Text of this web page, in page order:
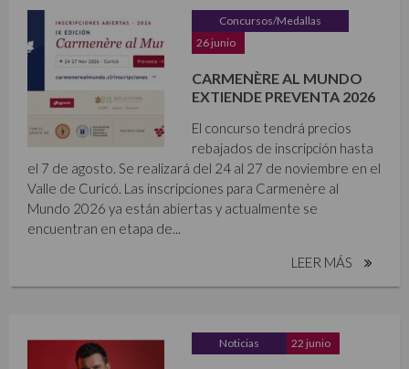
Concursos/Medallas
26 junio
CARMENÈRE AL MUNDO
EXTIENDE PREVENTA 2026
El concurso tendrá precios
rebajados de inscripción hasta
el 7 de agosto. Se realizará del 24 al 27 de noviembre en el
Valle de Curicó. Las inscripciones para Carmenère al
Mundo 2026 ya están abiertas y actualmente se
encuentran en etapa de...
LEER MÁS
Noticias 22 junio